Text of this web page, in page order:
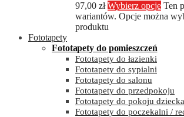
97,00 zł Wybierz opcje Ten
wariantów. Opcje można
produktu
Fototapety
Fototapety do pomieszczeń
Fototapety do łazienki
Fototapety do sypialni
Fototapety do salonu
Fototapety do przedpokoju
Fototapety do pokoju dziecka
Fototapety do poczekalni /